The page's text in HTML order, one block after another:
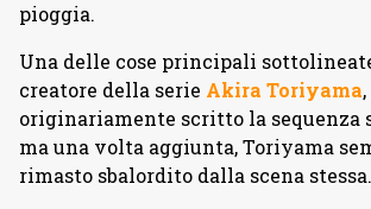
pioggia.
Una delle cose principali
creatore della serie Akira Toriyama
originariamente scritto la sequenza
ma una volta aggiunta, Toriyama
rimasto sbalordito dalla scena stessa.